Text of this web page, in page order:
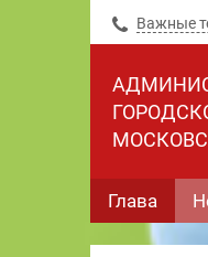
Важные
Глава